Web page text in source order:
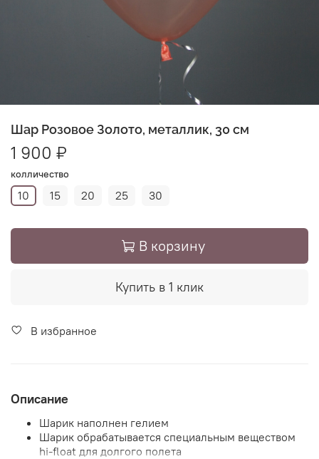
Шар Розовое Золото, металлик, 30 см
1 900 ₽
колличество
10 15 20 25 30
В корзину
Купить в 1 клик
В избранное
Описание
Шарик наполнен гелием
Шарик обрабатывается специальным веществом
hi-float для долгого полета